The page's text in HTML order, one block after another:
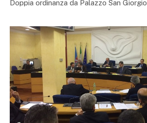
Doppia ordinanza da Palazzo San Giorgio